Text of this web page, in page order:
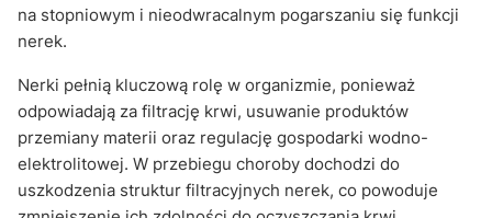
na stopniowym i nieodwracalnym pogarszaniu się funkcji
nerek.
Nerki pełnią kluczową rolę w organizmie, ponieważ
odpowiadają za filtrację krwi, usuwanie produktów
przemiany materii oraz regulację gospodarki wodno-
elektrolitowej. W przebiegu choroby dochodzi do
uszkodzenia struktur filtracyjnych nerek, co powoduje